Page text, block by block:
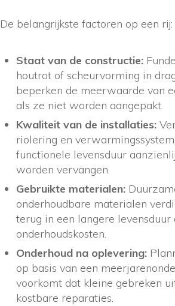
De belangrijkste factoren op een rij:
Staat van de constructie:
houtrot of scheurvorming in
beperken de meerwaarde van
als ze niet worden aangepakt.
Kwaliteit van de installaties:
riolering en
functionele levensduur
worden vervangen.
Gebruikte materialen:
onderhoudbare materialen
terug in een langere levensduur
onderhoudskosten.
Onderhoud na oplevering:
op basis van een
voorkomt dat kleine gebreken
kostbare reparaties.